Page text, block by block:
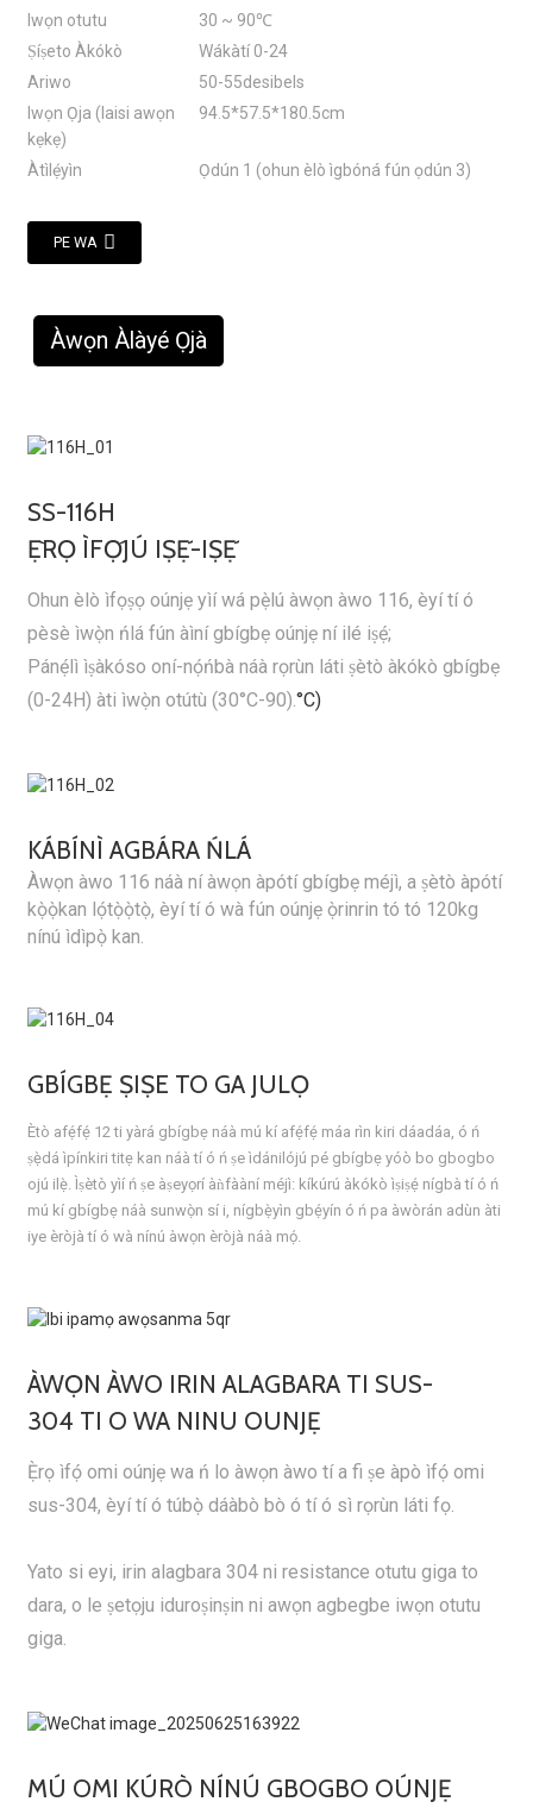
Iwọn otutu
30 ~ 90℃
Ṣíṣeto Àkókò
Wákàtí 0-24
Ariwo
50-55desibels
Iwọn Ọja (laisi awọn
kẹkẹ)
94.5*57.5*180.5cm
Àtìlẹ́yìn Ọdún 1 (ohun èlò ìgbóná fún ọdún 3)
PE WA
Àwọn Àlàyé Ọjà
SS-116H
Ẹ̀RỌ ÌFỌ́JÚ IṢẸ́-IṢẸ́
Ohun èlò ìfọṣọ oúnjẹ yìí wá pẹ̀lú àwọn àwo 116, èyí tí ó
pèsè ìwọ̀n ńlá fún àìní gbígbẹ oúnjẹ ní ilé iṣẹ́;
Pánẹ́lì ìṣàkóso oní-nọ́ńbà náà rọrùn láti ṣètò àkókò gbígbẹ
(0-24H) àti ìwọ̀n otútù (30°C-90). °C)
KÁBÍNÌ AGBÁRA ŃLÁ
Àwọn àwo 116 náà ní àwọn àpótí gbígbẹ méjì, a ṣètò àpótí
kọ̀ọ̀kan lọ́tọ̀ọ̀tọ̀, èyí tí ó wà fún oúnjẹ ọ̀rinrin tó tó 120kg
nínú ìdìpọ̀ kan.
GBÍGBẸ ṢIṢE TO GA JULỌ
Ètò afẹ́fẹ́ 12 ti yàrá gbígbẹ náà mú kí afẹ́fẹ́ máa rìn kiri dáadáa, ó ń
ṣẹ̀dá ìpínkiri titẹ kan náà tí ó ń ṣe ìdánilójú pé gbígbẹ yóò bo gbogbo
ojú ilẹ̀. Ìṣètò yìí ń ṣe àṣeyọrí àǹfààní méjì: kíkúrú àkókò ìṣiṣẹ́ nígbà tí ó ń
mú kí gbígbẹ náà sunwọ̀n sí i, nígbẹ̀yìn gbẹ́yín ó ń pa àwòrán adùn àti
iye èròjà tí ó wà nínú àwọn èròjà náà mọ́.
ÀWỌN ÀWO IRIN ALAGBARA TI SUS-
304 TI O WA NINU OUNJẸ
Ẹ̀rọ ìfọ́ omi oúnjẹ wa ń lo àwọn àwo tí a fi ṣe àpò ìfọ́ omi
sus-304, èyí tí ó túbọ̀ dáàbò bò ó tí ó sì rọrùn láti fọ.
Yato si eyi, irin alagbara 304 ni resistance otutu giga to
dara, o le ṣetọju iduroṣinṣin ni awọn agbegbe iwọn otutu
giga.
MÚ OMI KÚRÒ NÍNÚ GBOGBO OÚNJẸ